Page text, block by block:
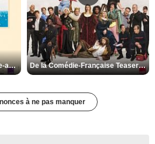
Les Matins merveilleux Bande-annonce VF De la Comédie-Française Teaser VF
à ne pas manquer